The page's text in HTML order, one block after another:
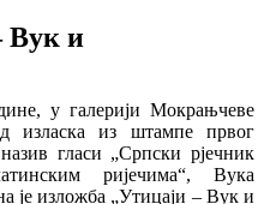
Вук и
у галерији Мокрањчеве
изласка из штампе првог
гласи „Српски рјечник
ријечима“, Вука
је изложба „Утицаји – Вук и